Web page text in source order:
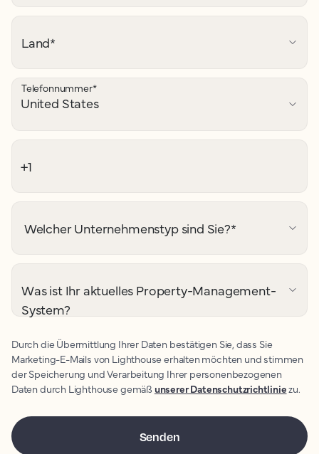
Land*
Telefonnummer*
Welcher Unternehmenstyp sind Sie?*
Was ist Ihr aktuelles Property-Management-
System?
Durch die Übermittlung Ihrer Daten bestätigen Sie, dass Sie
Marketing-E-Mails von Lighthouse erhalten möchten und stimmen
der Speicherung und Verarbeitung Ihrer personenbezogenen
Daten durch Lighthouse gemäß unserer Datenschutzrichtliniezu.